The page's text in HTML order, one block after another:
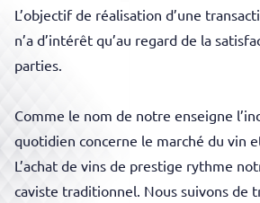
L’objectif de réalisation d’une
n’a d’intérêt qu’au regard de la
parties.
Comme le nom de notre enseigne
quotidien concerne le marché du vin
L’achat de vins de prestige rythme
caviste traditionnel. Nous suivons de